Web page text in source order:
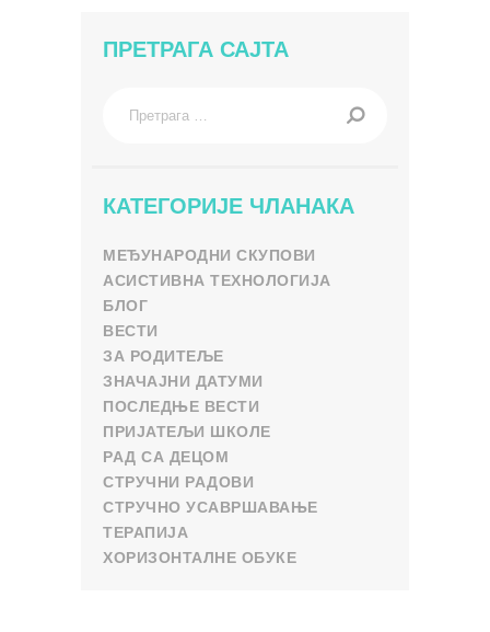
ПРЕТРАГА САЈТА
КАТЕГОРИЈЕ ЧЛАНАКА
МЕЂУНАРОДНИ СКУПОВИ
АСИСТИВНА ТЕХНОЛОГИЈА
БЛОГ
ВЕСТИ
ЗА РОДИТЕЉЕ
ЗНАЧАЈНИ ДАТУМИ
ПОСЛЕДЊЕ ВЕСТИ
ПРИЈАТЕЉИ ШКОЛЕ
РАД СА ДЕЦОМ
СТРУЧНИ РАДОВИ
СТРУЧНО УСАВРШАВАЊЕ
ТЕРАПИЈА
ХОРИЗОНТАЛНЕ ОБУКЕ